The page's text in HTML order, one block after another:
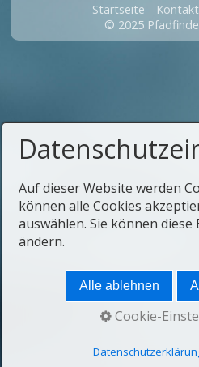
Startseite Kontakt
© 2025
Auf dieser Website werden
können alle Cookies
auswählen. Sie können
ändern.
Alle ablehnen
Cookie-